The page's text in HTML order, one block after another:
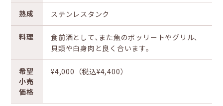
熟成 ステンレスタンク
料理
食前酒として､また魚のボッリートやグリル､
貝類や白身肉と良く合います。
希望
小売
価格
¥4,000（税込¥4,400）